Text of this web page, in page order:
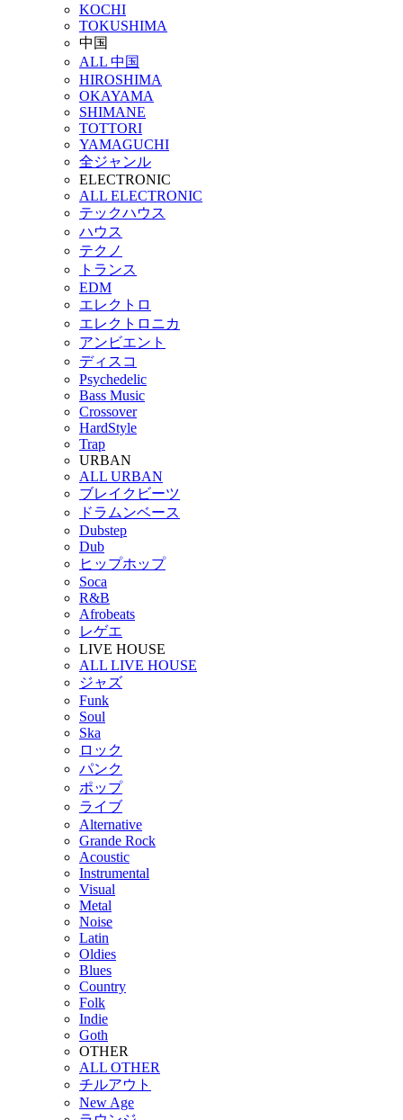
KOCHI
TOKUSHIMA
中国
ALL 中国
HIROSHIMA
OKAYAMA
SHIMANE
TOTTORI
YAMAGUCHI
全ジャンル
ELECTRONIC
ALL ELECTRONIC
テックハウス
ハウス
テクノ
トランス
EDM
エレクトロ
エレクトロニカ
アンビエント
ディスコ
Psychedelic
Bass Music
Crossover
HardStyle
Trap
URBAN
ALL URBAN
ブレイクビーツ
ドラムンベース
Dubstep
Dub
ヒップホップ
Soca
R&B
Afrobeats
レゲエ
LIVE HOUSE
ALL LIVE HOUSE
ジャズ
Funk
Soul
Ska
ロック
パンク
ポップ
ライブ
Alternative
Grande Rock
Acoustic
Instrumental
Visual
Metal
Noise
Latin
Oldies
Blues
Country
Folk
Indie
Goth
OTHER
ALL OTHER
チルアウト
New Age